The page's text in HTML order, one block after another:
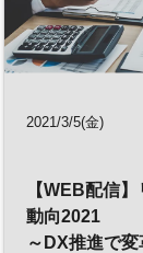
2021/3/5(金)
【WEB配信
動向2021
～DX推進で